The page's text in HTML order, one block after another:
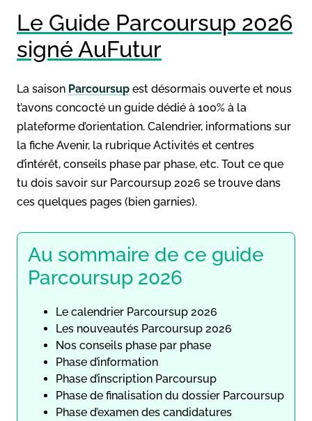
Le Guide Parcoursup 2026
signé AuFutur
La saison Parcoursup est désormais ouverte et nous
t’avons concocté un guide dédié à 100% à la
plateforme d’orientation. Calendrier, informations sur
la fiche Avenir, la rubrique Activités et centres
d’intérêt, conseils phase par phase, etc. Tout ce que
tu dois savoir sur Parcoursup 2026 se trouve dans
ces quelques pages (bien garnies).
Au sommaire de ce guide
Parcoursup 2026
Le calendrier Parcoursup 2026
Les nouveautés Parcoursup 2026
Nos conseils phase par phase
Phase d’information
Phase d’inscription Parcoursup
Phase de finalisation du dossier Parcoursup
Phase d’examen des candidatures